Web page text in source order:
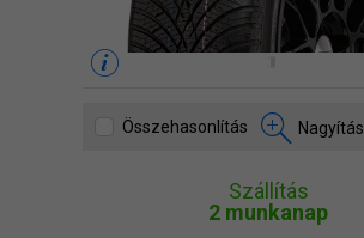
Összehasonlítás Nagyítás
Szállítás
2 munkanap